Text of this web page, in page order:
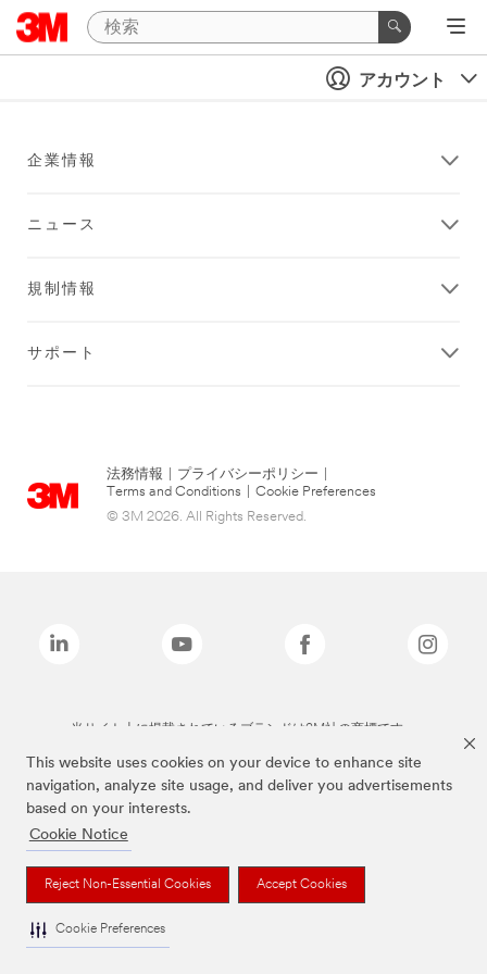
This website uses cookies on your device to enhance site
navigation, analyze site usage, and deliver you advertisements
based on your interests.
Cookie Notice
Reject Non-Essential Cookies Accept Cookies
Cookie Preferences
アカウント
企業情報
ニュース
規制情報
サポート
法務情報 プライバシーポリシー
Terms and Conditions
Cookie Preferences
© 3M 2026. All Rights Reserved.
当サイト上に掲載されているブランドは3M社の商標です。